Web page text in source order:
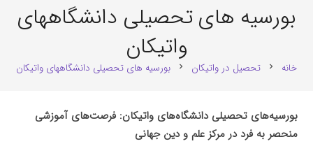
بورسیه های تحصیلی دانشگاههای
واتیکان
خانه chevron_right تحصیل در واتیکان chevron_right بورسیه های تحصیلی دانشگاههای واتیکان
بورسیه‌های تحصیلی دانشگاه‌های واتیکان: فرصت‌های آموزشی
منحصر به فرد در مرکز علم و دین جهانی